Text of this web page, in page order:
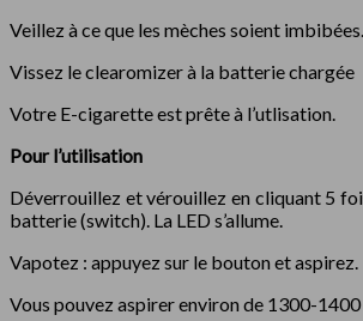
Veillez à ce que les mèches soient imbibées.
Vissez le clearomizer à la batterie chargée
Votre E-cigarette est prête à l’utlisation.
Pour l’utilisation
Déverrouillez et vérouillez en cliquant 5
batterie (switch). La LED s’allume.
Vapotez : appuyez sur le bouton et aspirez.
Vous pouvez aspirer environ de 1300-